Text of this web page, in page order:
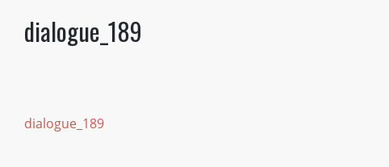
dialogue_189
dialogue_189